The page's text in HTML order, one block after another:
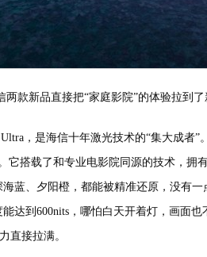
款新品直接把“家庭影院”的体验拉到了
，是海信十年激光技术的“集大成者”
它搭载了和专业电影院同源的技术，拥
蓝、夕阳橙，都能被精准还原，没有一
达到600nits，哪怕白天开着灯，画面
直接拉满。